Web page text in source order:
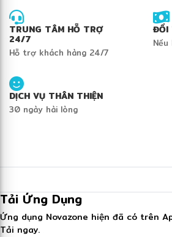
TRUNG TÂM HỖ TRỢ
24/7
Hỗ trợ khách hàng 24/7
ĐỔI
DỊCH VỤ THÂN THIỆN
30 ngày hài lòng
Tải Ứng Dụng
Ứng dụng Novazone hiện đã có trên
Tải ngay.